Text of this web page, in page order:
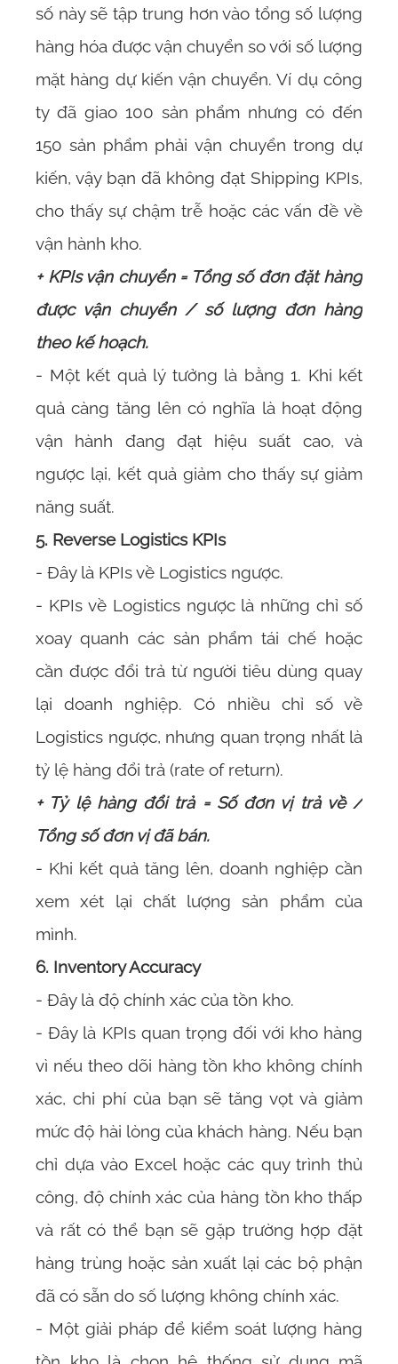
số này sẽ tập trung hơn vào tổng số lượng
hàng hóa được vận chuyển so với số lượng
mặt hàng dự kiến vận chuyển. Ví dụ công
ty đã giao 100 sản phẩm nhưng có đến
150 sản phẩm phải vận chuyển trong dự
kiến, vậy bạn đã không đạt Shipping KPIs,
cho thấy sự chậm trễ hoặc các vấn đề về
vận hành kho.
+ KPIs vận chuyển = Tổng số đơn đặt hàng
được vận chuyển / số lượng đơn hàng
theo kế hoạch.
- Một kết quả lý tưởng là bằng 1. Khi kết
quả càng tăng lên có nghĩa là hoạt động
vận hành đang đạt hiệu suất cao, và
ngược lại, kết quả giảm cho thấy sự giảm
năng suất.
5. Reverse Logistics KPIs
- Đây là KPIs về Logistics ngược.
- KPIs về Logistics ngược là những chỉ số
xoay quanh các sản phẩm tái chế hoặc
cần được đổi trả từ người tiêu dùng quay
lại doanh nghiệp. Có nhiều chỉ số về
Logistics ngược, nhưng quan trọng nhất là
tỷ lệ hàng đổi trả (rate of return).
+ Tỷ lệ hàng đổi trả = Số đơn vị trả về /
Tổng số đơn vị đã bán.
- Khi kết quả tăng lên, doanh nghiệp cần
xem xét lại chất lượng sản phẩm của
mình.
6. Inventory Accuracy
- Đây là độ chính xác của tồn kho.
- Đây là KPIs quan trọng đối với kho hàng
vì nếu theo dõi hàng tồn kho không chính
xác, chi phí của bạn sẽ tăng vọt và giảm
mức độ hài lòng của khách hàng. Nếu bạn
chỉ dựa vào Excel hoặc các quy trình thủ
công, độ chính xác của hàng tồn kho thấp
và rất có thể bạn sẽ gặp trường hợp đặt
hàng trùng hoặc sản xuất lại các bộ phận
đã có sẵn do số lượng không chính xác.
- Một giải pháp để kiểm soát lượng hàng